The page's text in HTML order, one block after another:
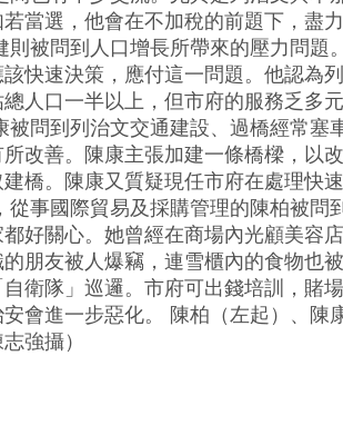
當選，他會在不加稅的前題下，盡
被問到人口增長所帶來的壓力問題
快速決策，應付這一問題。他認為
人口一半以上，但市府的服務乏多
問到列治文交通建設、過橋經常塞
改善。陳康主張加建一條橋樑，以
橋。陳康又質疑現任市府在處理快
事國際貿易及採購管理的陳柏被問
好關心。她曾經在商場內光顧美容
朋友被人爆竊，連雪櫃內的食物也
衛隊」巡邏。市府可出錢培訓，賭
會進一步惡化。 陳柏（左起）、陳
強攝）